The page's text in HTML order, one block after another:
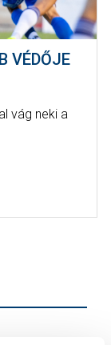
VÉDŐJE
vág neki a